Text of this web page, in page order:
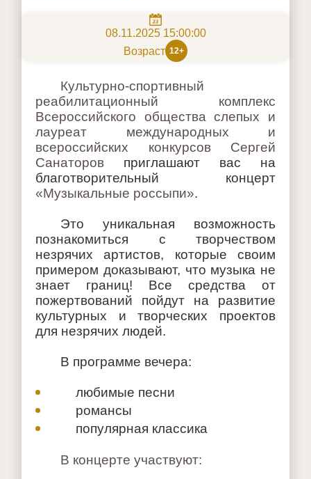
08.11.2025 15:00:00
Возраст 12+
Культурно-спортивный
реабилитационный комплекс
Всероссийского общества слепых и
лауреат международных и
всероссийских конкурсов Сергей
Санаторов приглашают вас на
благотворительный концерт
«Музыкальные россыпи».
Это уникальная возможность
познакомиться с творчеством
незрячих артистов, которые своим
примером доказывают, что музыка не
знает границ! Все средства от
пожертвований пойдут на развитие
культурных и творческих проектов
для незрячих людей.
В программе вечера:
любимые песни
романсы
популярная классика
В концерте участвуют: